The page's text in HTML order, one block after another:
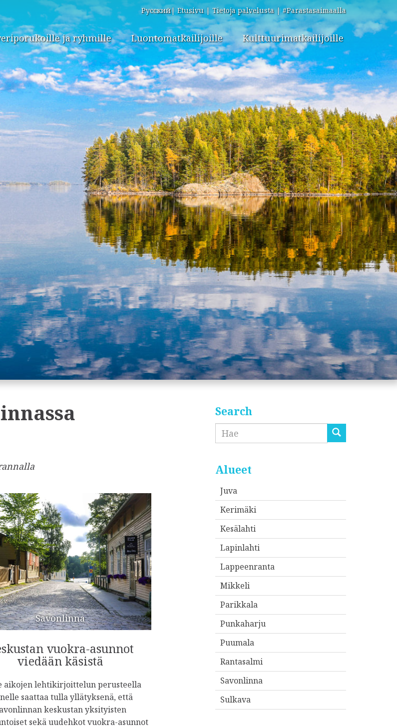
Русский Etusivu Tietoja palvelusta #Parastasaimaalla
ja ryhmille Luontomatkailijoille Kulttuurimatkailijoille
Savonlinna
vuokra-asunnot
viedään käsistä
aikojen lehtikirjoittelun perusteella
saattaa tulla yllätyksenä, että
keskustan yksityisten
sekä uudehkot vuokra-asunnot
Search
Etsi
Alueet
Juva
Kerimäki
Kesälahti
Lapinlahti
Lappeenranta
Mikkeli
Parikkala
Punkaharju
Puumala
Rantasalmi
Savonlinna
Sulkava